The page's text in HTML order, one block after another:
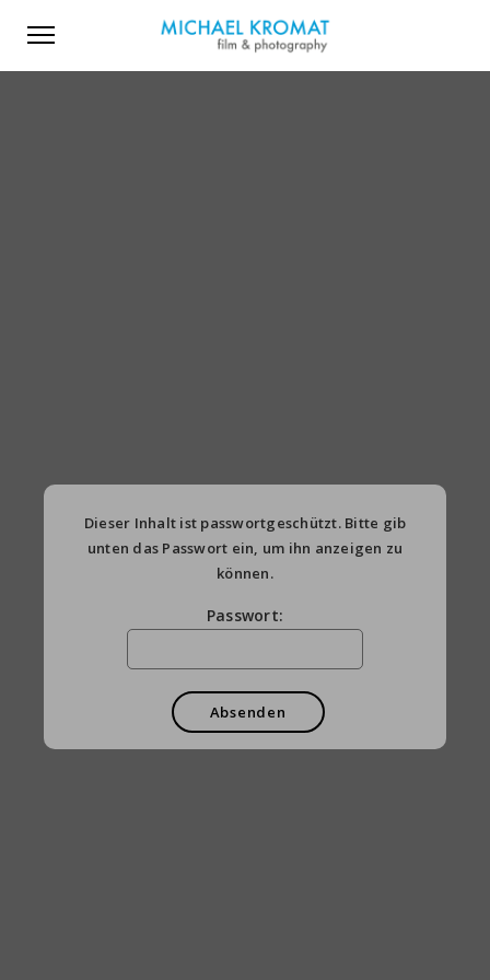
Dieser Inhalt ist passwortgeschützt. Bitte gib
unten das Passwort ein, um ihn anzeigen zu
können.
Passwort: